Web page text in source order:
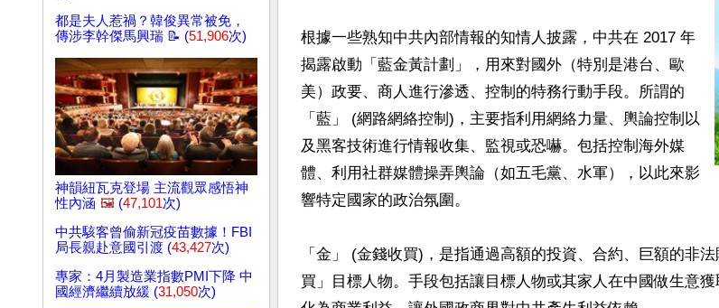
都是夫人惹禍？韓俊異常被免，
傳涉李幹傑馬興瑞 📝 (51,906次)
神韻紐瓦克登場 主流觀眾感悟神
性內涵 🖼️ (47,101次)
中共駭客曾偷新冠疫苗數據！FBI
局長親赴意國引渡 (43,427次)
專家：4月製造業指數PMI下降 中
國經濟繼續放緩 (31,050次)
根據一些熟知中共內部情報的知情人披露，中共在 2017 年
揭露啟動「藍金黃計劃」，用來對國外（特別是港台、歐
美）政要、商人進行滲透、控制的特務行動手段。所謂的
「藍」 (網路網絡控制)，主要指利用網絡力量、輿論控制以
及黑客技術進行情報收集、監視或恐嚇。包括控制海外媒
體、利用社群媒體操弄輿論（如五毛黨、水軍），以此來影
響特定國家的政治氛圍。
「金」 (金錢收買)，是指通過高額的投資、合約、巨額的非
買」目標人物。手段包括讓目標人物或其家人在中國做生意